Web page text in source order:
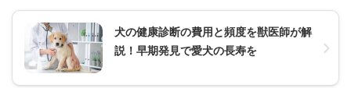
犬の健康診断の費用と頻度を獣医師が解
説！早期発見で愛犬の長寿を